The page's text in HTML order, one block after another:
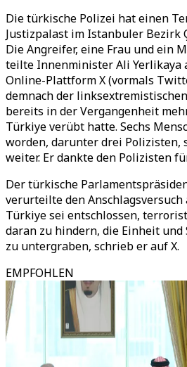
Die türkische Polizei hat einen
Justizpalast im Istanbuler Bezirk
Die Angreifer, eine Frau und ein
teilte Innenminister Ali Yerlikaya
Online-Plattform X (vormals
demnach der
bereits in der Vergangenheit
Türkiye verübt hatte. Sechs
worden, darunter drei Polizisten,
weiter. Er dankte den Polizisten
Der türkische
verurteilte den Anschlagsversuch
Türkiye sei entschlossen,
daran zu hindern, die Einheit
zu untergraben, schrieb er auf X.
EMPFOHLEN